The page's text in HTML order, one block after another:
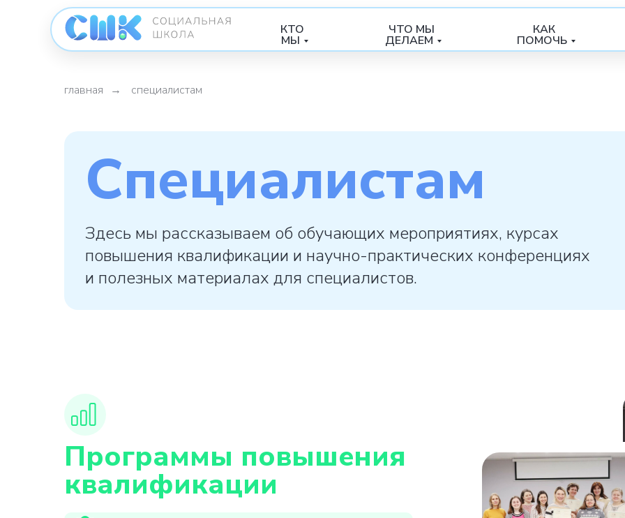
КТО
МЫ
ЧТО МЫ
ДЕЛАЕМ
КАК
ПОМОЧЬ
главная → специалистам
Специалистам
Здесь мы рассказываем об обучающих мероприятиях, курсах
повышения квалификации и научно-практических конференциях
и полезных материалах для специалистов.
Программы повышения
квалификации